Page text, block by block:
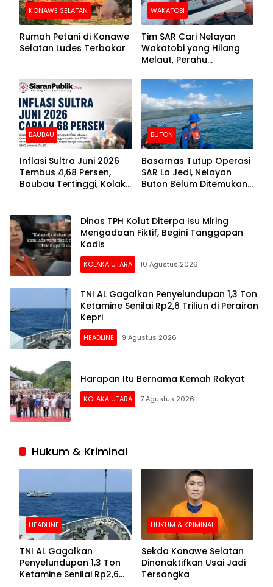
KONAWE SELATAN
Rumah Petani di Konawe
Selatan Ludes Terbakar
WAKATOBI
Tim SAR Cari Nelayan
Wakatobi yang Hilang
Melaut, Perahu
Kemasukan Air
BAUBAU
Inflasi Sultra Juni 2026
Tembus 4,68 Persen,
Baubau Tertinggi, Kolaka
BUTON
Basarnas Tutup Operasi
SAR La Jedi, Nelayan
Buton Belum Ditemukan
Dinas TPH Kolut Diterpa Isu Miring
Mengadaan Fiktif, Begini Tanggapan
Kadis
KOLAKA UTARA 10 Agustus 2026
TNI AL Gagalkan Penyelundupan 1,3 Ton
Ketamine Senilai Rp2,6 Triliun di Perairan
Kepri
HEADLINE 9 Agustus 2026
Harapan Itu Bernama Kemah Rakyat
KOLAKA UTARA 7 Agustus 2026
Hukum & Kriminal
HEADLINE
TNI AL Gagalkan
Penyelundupan 1,3 Ton
Ketamine Senilai Rp2,6
HUKUM & KRIMINAL
Sekda Konawe Selatan
Dinonaktifkan Usai Jadi
Tersangka